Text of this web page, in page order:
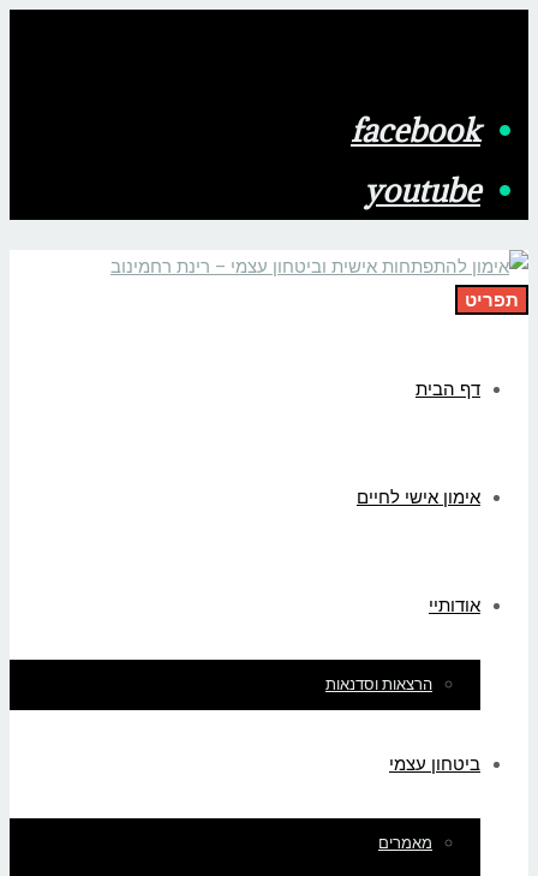
facebook
youtube
תפריט
דף הבית
אימון אישי לחיים
אודותיי
הרצאות וסדנאות
ביטחון עצמי
מאמרים